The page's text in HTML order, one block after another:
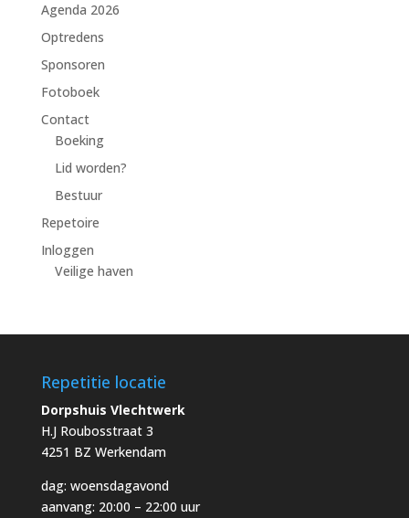
Agenda 2026
Optredens
Sponsoren
Fotoboek
Contact
Boeking
Lid worden?
Bestuur
Repetoire
Inloggen
Veilige haven
Repetitie locatie
Dorpshuis Vlechtwerk
H.J Roubosstraat 3
4251 BZ Werkendam
dag: woensdagavond
aanvang: 20:00 – 22:00 uur